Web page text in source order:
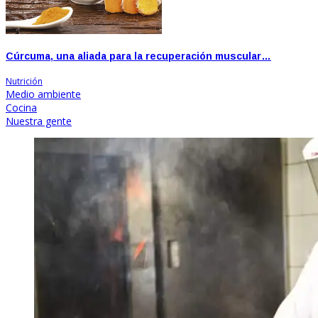
Cúrcuma, una aliada para la recuperación muscular…
Nutrición
Medio ambiente
Cocina
Nuestra gente